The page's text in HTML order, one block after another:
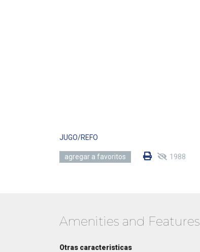
JUGO/REFO
agregar a favoritos 1988
Amenities and Features
Otras caracteristicas